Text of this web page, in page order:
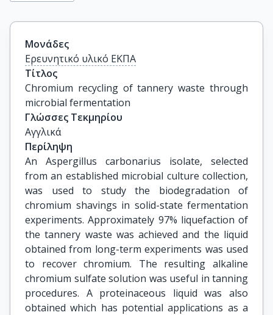
Μονάδες
Ερευνητικό υλικό ΕΚΠΑ
Τίτλος
Chromium recycling of tannery waste through
microbial fermentation
Γλώσσες Τεκμηρίου
Αγγλικά
Περίληψη
An Aspergillus carbonarius isolate, selected
from an established microbial culture collection,
was used to study the biodegradation of
chromium shavings in solid-state fermentation
experiments. Approximately 97% liquefaction of
the tannery waste was achieved and the liquid
obtained from long-term experiments was used
to recover chromium. The resulting alkaline
chromium sulfate solution was useful in tanning
procedures. A proteinaceous liquid was also
obtained which has potential applications as a